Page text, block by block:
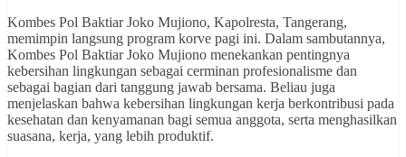
Kombes Pol Baktiar Joko Mujiono, Kapolresta, Tangerang,
memimpin langsung program korve pagi ini. Dalam sambutannya,
Kombes Pol Baktiar Joko Mujiono menekankan pentingnya
kebersihan lingkungan sebagai cerminan profesionalisme dan
sebagai bagian dari tanggung jawab bersama. Beliau juga
menjelaskan bahwa kebersihan lingkungan kerja berkontribusi pada
kesehatan dan kenyamanan bagi semua anggota, serta menghasilkan
suasana, kerja, yang lebih produktif.